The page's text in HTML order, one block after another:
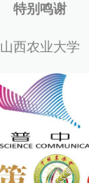
特别鸣谢
山西农业大学